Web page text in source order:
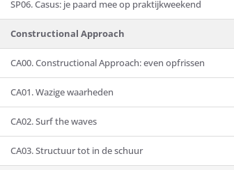
SP06. Casus: je paard mee op praktijkweekend
Constructional Approach
CA00. Constructional Approach: even opfrissen
CA01. Wazige waarheden
CA02. Surf the waves
CA03. Structuur tot in de schuur